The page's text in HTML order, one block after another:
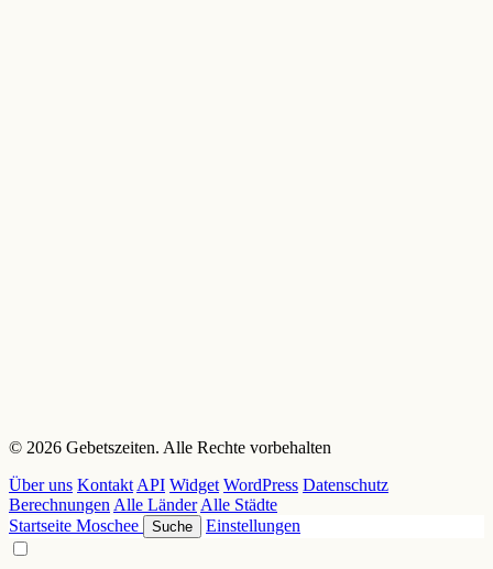
© 2026 Gebetszeiten. Alle Rechte vorbehalten
Über uns KontaktAPI Widget WordPress Datenschutz
BerechnungenAlle LänderAlle Städte
Startseite Moschee Suche Einstellungen